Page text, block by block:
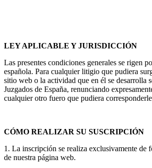
LEY APLICABLE Y JURISDICCIÓN
Las presentes condiciones generales se rigen
española. Para cualquier litigio que pudiera
sitio web o la actividad que en él se desarrolla
Juzgados de España, renunciando
cualquier otro fuero que pudiera
CÓMO REALIZAR SU SUSCRIPCIÓN
1. La inscripción se realiza exclusivamente de
de nuestra página web.